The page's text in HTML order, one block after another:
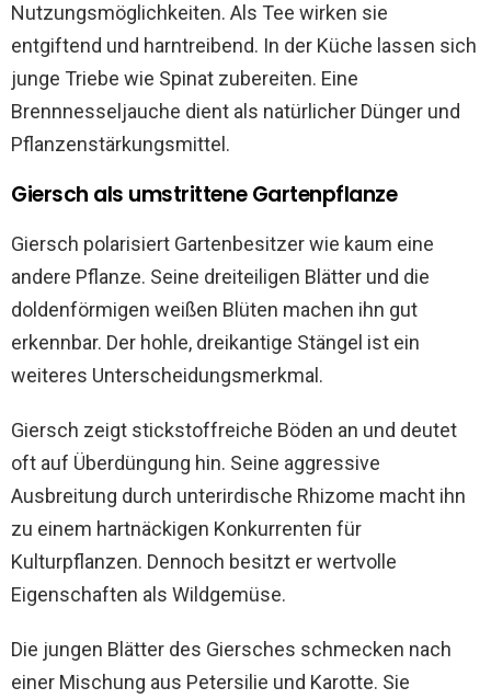
Nutzungsmöglichkeiten. Als Tee wirken sie
entgiftend und harntreibend. In der Küche lassen sich
junge Triebe wie Spinat zubereiten. Eine
Brennnesseljauche dient als natürlicher Dünger und
Pflanzenstärkungsmittel.
Giersch als umstrittene Gartenpflanze
Giersch polarisiert Gartenbesitzer wie kaum eine
andere Pflanze. Seine dreiteiligen Blätter und die
doldenförmigen weißen Blüten machen ihn gut
erkennbar. Der hohle, dreikantige Stängel ist ein
weiteres Unterscheidungsmerkmal.
Giersch zeigt stickstoffreiche Böden an und deutet
oft auf Überdüngung hin. Seine aggressive
Ausbreitung durch unterirdische Rhizome macht ihn
zu einem hartnäckigen Konkurrenten für
Kulturpflanzen. Dennoch besitzt er wertvolle
Eigenschaften als Wildgemüse.
Die jungen Blätter des Giersches schmecken nach
einer Mischung aus Petersilie und Karotte. Sie